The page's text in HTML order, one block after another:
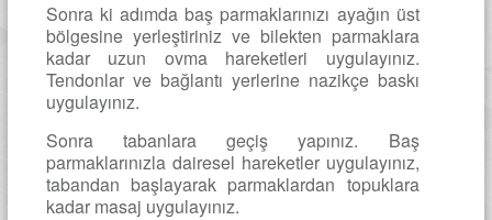
Sonra ki adımda baş parmaklarınızı ayağın üst
bölgesine yerleştiriniz ve bilekten parmaklara
kadar uzun ovma hareketleri uygulayınız.
Tendonlar ve bağlantı yerlerine nazikçe baskı
uygulayınız.
Sonra tabanlara geçiş yapınız. Baş
parmaklarınızla dairesel hareketler uygulayınız,
tabandan başlayarak parmaklardan topuklara
kadar masaj uygulayınız.